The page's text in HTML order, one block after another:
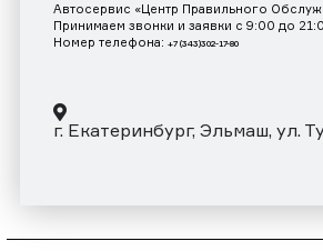
Автосервис «Центр Правильного
Принимаем звонки и заявки с 9:00 до
Номер телефона: +7 (343)302-17-80
г. Екатеринбург, Эльмаш, ул.